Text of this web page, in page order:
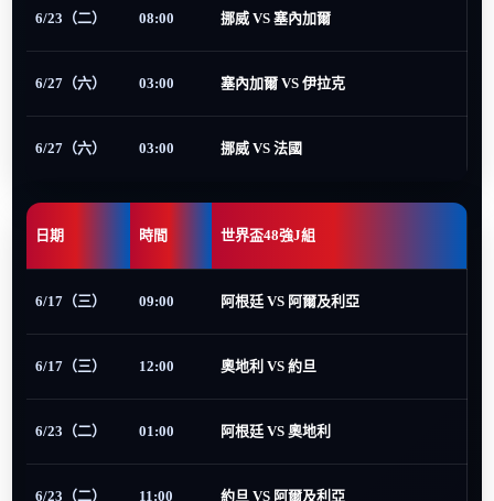
6/23（二） 08:00 挪威 VS 塞內加爾
6/27（六） 03:00 塞內加爾 VS 伊拉克
6/27（六） 03:00 挪威 VS 法國
日期 時間 世界盃48強J組
6/17（三） 09:00 阿根廷 VS 阿爾及利亞
6/17（三） 12:00 奧地利 VS 約旦
6/23（二） 01:00 阿根廷 VS 奧地利
6/23（二） 11:00 約旦 VS 阿爾及利亞